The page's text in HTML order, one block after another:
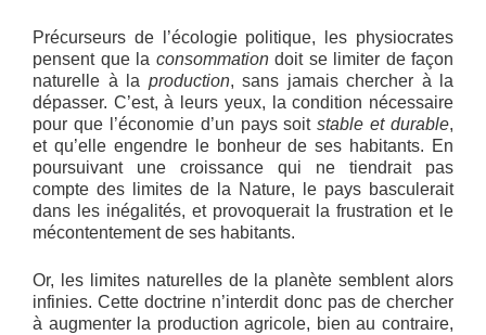
Précurseurs de l’écologie politique, les physiocrates
pensent que la consommationdoit se limiter de façon
naturelle à la production, sans jamais chercher à la
dépasser. C’est, à leurs yeux, la condition nécessaire
pour que l’économie d’un pays soitstable et durable,
et qu’elle engendre le bonheur de ses habitants. En
poursuivant une croissance qui ne tiendrait pas
compte des limites de la Nature, le pays basculerait
dans les inégalités, et provoquerait la frustration et le
mécontentement de ses habitants.
Or, les limites naturelles de la planète semblent alors
infinies. Cette doctrine n’interdit donc pas de chercher
à augmenter la production agricole, bien au contraire,